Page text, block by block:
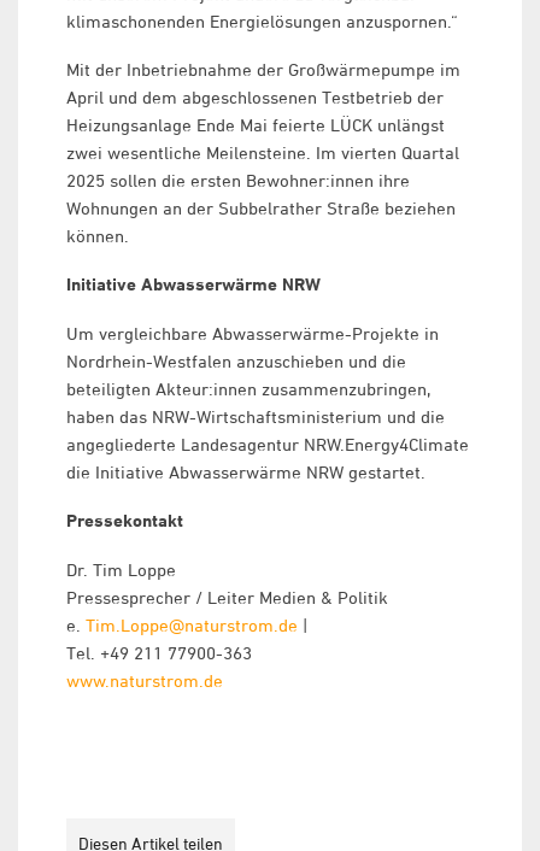
klimaschonenden Energielösungen anzuspornen.“
Mit der Inbetriebnahme der Großwärmepumpe im
April und dem abgeschlossenen Testbetrieb der
Heizungsanlage Ende Mai feierte LÜCK unlängst
zwei wesentliche Meilensteine. Im vierten Quartal
2025 sollen die ersten Bewohner:innen ihre
Wohnungen an der Subbelrather Straße beziehen
können.
Initiative Abwasserwärme NRW
Um vergleichbare Abwasserwärme-Projekte in
Nordrhein-Westfalen anzuschieben und die
beteiligten Akteur:innen zusammenzubringen,
haben das NRW-Wirtschaftsministerium und die
angegliederte Landesagentur NRW.Energy4Climate
die Initiative Abwasserwärme NRW gestartet.
Pressekontakt
Dr. Tim Loppe
Pressesprecher / Leiter Medien & Politik
e. Tim.Loppe@naturstrom.de |
Tel. +49 211 77900-363
www.naturstrom.de
Diesen Artikel teilen